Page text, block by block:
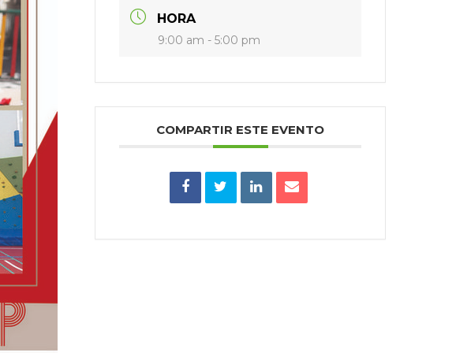
HORA
9:00 am - 5:00 pm
COMPARTIR ESTE EVENTO